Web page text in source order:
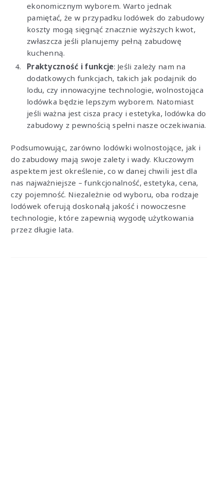
ekonomicznym wyborem. Warto jednak
pamiętać, że w przypadku lodówek do zabudowy
koszty mogą sięgnąć znacznie wyższych kwot,
zwłaszcza jeśli planujemy pełną zabudowę
kuchenną.
Praktyczność i funkcje: Jeśli zależy nam na
dodatkowych funkcjach, takich jak podajnik do
lodu, czy innowacyjne technologie, wolnostojąca
lodówka będzie lepszym wyborem. Natomiast
jeśli ważna jest cisza pracy i estetyka, lodówka do
zabudowy z pewnością spełni nasze oczekiwania.
Podsumowując, zarówno lodówki wolnostojące, jak i
do zabudowy mają swoje zalety i wady. Kluczowym
aspektem jest określenie, co w danej chwili jest dla
nas najważniejsze – funkcjonalność, estetyka, cena,
czy pojemność. Niezależnie od wyboru, oba rodzaje
lodówek oferują doskonałą jakość i nowoczesne
technologie, które zapewnią wygodę użytkowania
przez długie lata.